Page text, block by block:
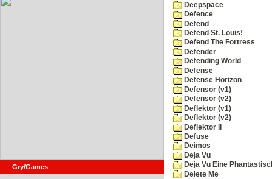
Gry/Games
Deepspace
Defence
Defend
Defend St. Louis!
Defend The Fortress
Defender
Defending World
Defense
Defense Horizon
Defensor (v1)
Defensor (v2)
Deflektor (v1)
Deflektor (v2)
Deflektor II
Defuse
Deimos
Deja Vu
Deja Vu Eine
Delete Me